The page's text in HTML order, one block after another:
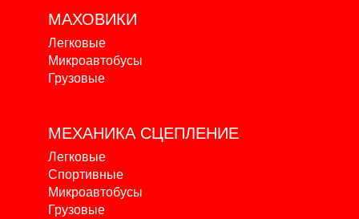
МАХОВИКИ
Легковые
Микроавтобусы
Грузовые
МЕХАНИКА СЦЕПЛЕНИЕ
Легковые
Спортивные
Микроавтобусы
Грузовые